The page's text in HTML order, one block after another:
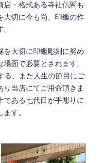
店・格式ある寺社仏閣も
大切に今も尚、印鑑の作
を大切に印鑑彫刻に努め
面で必要とされます。
る、また人生の節目にご
り当店にてご用命頂きま
である七代目が手彫りに
す。